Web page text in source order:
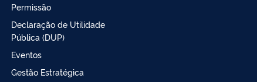
Permissão
Declaração de Utilidade
Pública (DUP)
Eventos
Gestão Estratégica